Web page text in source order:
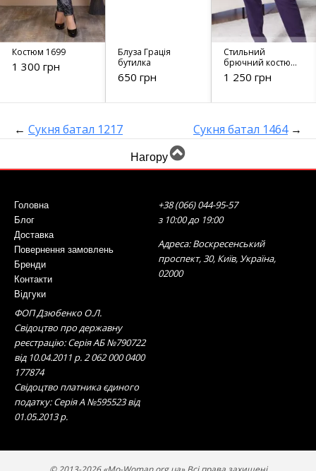
Костюм 1699
1 300 грн
Блуза Грація
бутилка
650 грн
Стильний
брючний костюм
2350 фіолетовий
1 250 грн
← Сукня батал 1217 Сукня батал 1464→
Нагору
Головна
Блог
Доставка
Повернення замовлень
Бренди
Контакти
Відгуки
+38 (066) 044-95-57
з 10:00 до 19:00
Адреса: Воскресенський
проспект, 30, Київ, Україна,
02000
ФОП Дзюбенко О.Л.
Свідоцтво про державну
реєстрацію: Серія АБ №790722
від 10.04.2011 р. 2 062 000 0400
177874
Свідоцтво платника єдиного
податку: Серія А №595523 від
01.05.2013 р.